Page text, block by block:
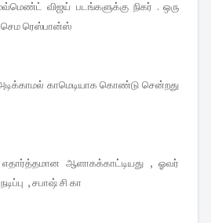
விஜய் படங்களுக்கு நிகர் . ஒரு
செம ரெஸ்பான்ஸ்
காமெடியாக கொண்டு சென்றது
ஆளாகக்காட்டியது , ஓவர்
, சபாஷ் சி கா